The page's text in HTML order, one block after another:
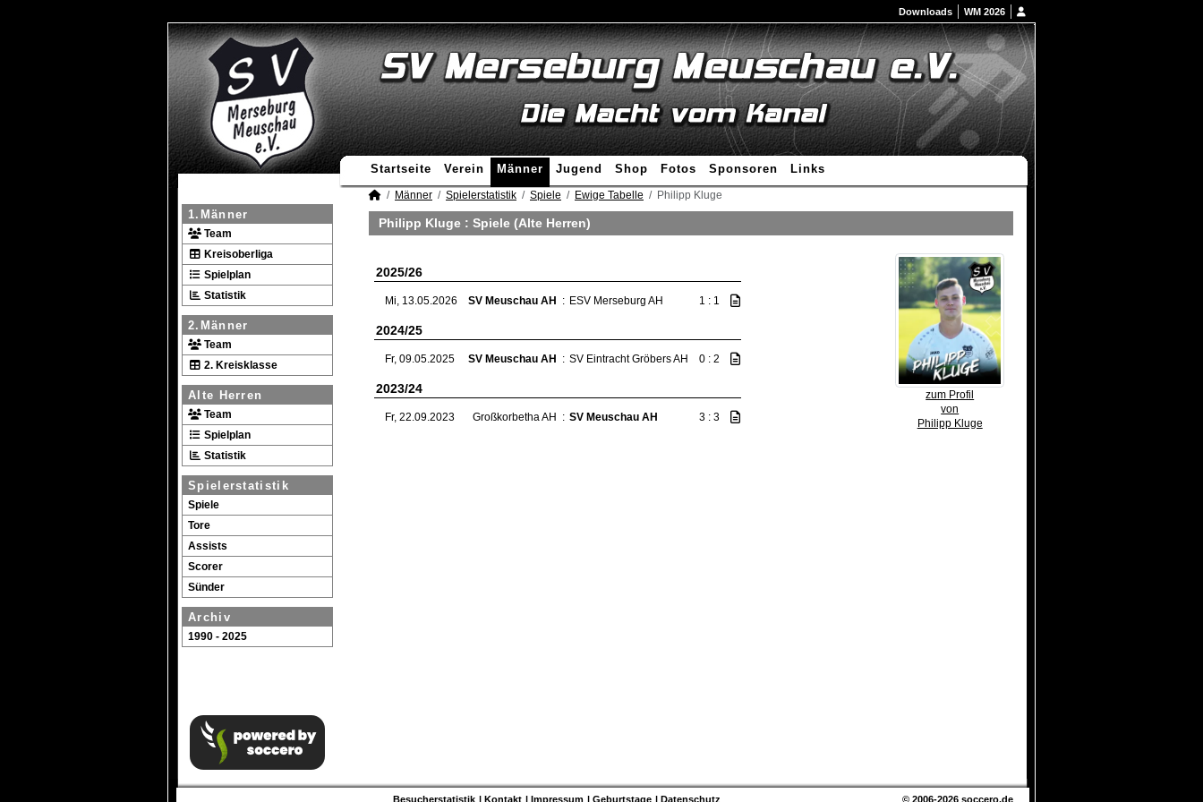
Downloads WM 2026
Startseite Verein Männer Jugend Shop Fotos Sponsoren Links
1.Männer
Team
Kreisoberliga
Spielplan
Statistik
2.Männer
Team
2. Kreisklasse
Alte Herren
Team
Spielplan
Statistik
Spielerstatistik
Spiele
Tore
Assists
Scorer
Sünder
Archiv
1990 - 2025
Männer Spielerstatistik Spiele Ewige Tabelle Philipp Kluge
Philipp Kluge : Spiele (Alte Herren)
zum Profil
von
Philipp Kluge
2025/26
Mi, 13.05.2026 SV Meuschau AH : ESV Merseburg AH 1 : 1
2024/25
Fr, 09.05.2025 SV Meuschau AH : SV Eintracht Gröbers AH 0 : 2
2023/24
Fr, 22.09.2023 Großkorbetha AH : SV Meuschau AH 3 : 3
Besucherstatistik Kontakt Impressum Geburtstage Datenschutz © 2006-2026 soccero.de